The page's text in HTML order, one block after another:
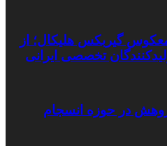
گیربکس هلیکال؛ از
سال پژوهش در حوزه انسجام